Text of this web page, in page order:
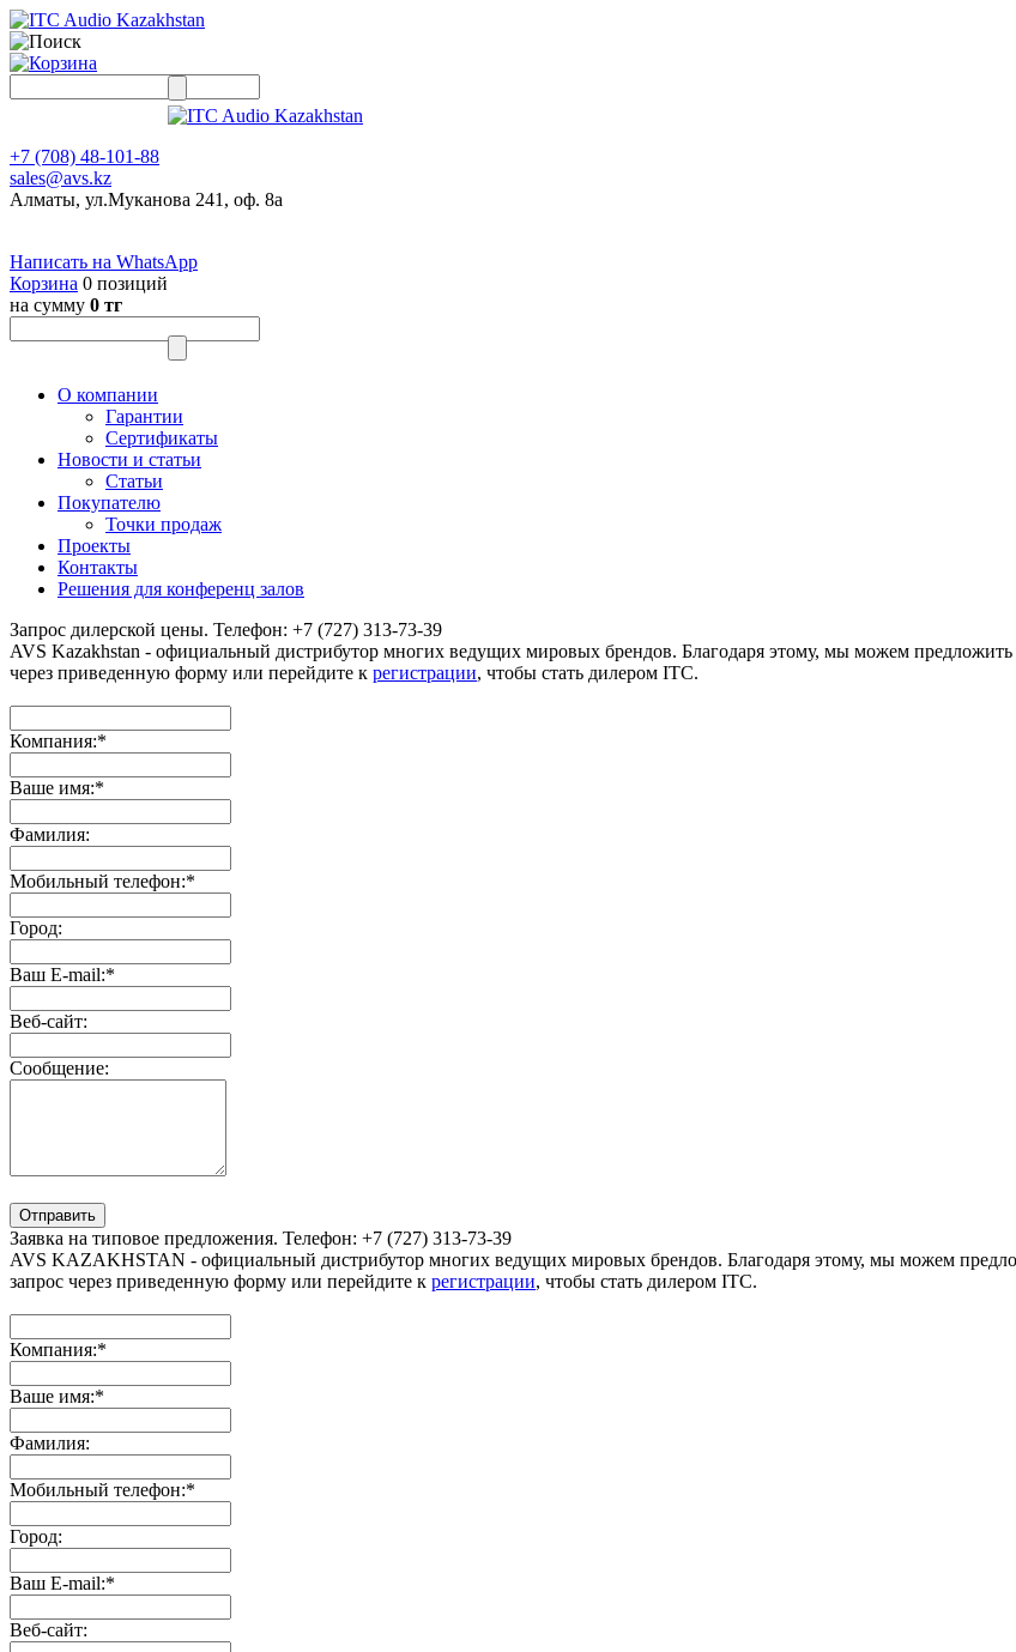
+7 (708) 48-101-88
sales@avs.kz
Алматы, ул.Муканова 241, оф. 8а
Написать на WhatsApp
Корзина 0 позиций
на сумму 0 тг
О компании
Гарантии
Сертификаты
Новости и статьи
Статьи
Покупателю
Точки продаж
Проекты
Контакты
Решения для конференц залов
Запрос дилерской цены. Телефон: +7 (727) 313-73-39
AVS Kazakhstan - официальный дистрибутор многих ведущих мировых брендов. Благодаря этому, мы можем
через приведенную форму или перейдите к регистрации, чтобы стать дилером ITC.
Компания:*
Ваше имя:*
Фамилия:
Мобильный телефон:*
Город:
Ваш E-mail:*
Веб-сайт:
Сообщение:
Отправить
Заявка на типовое предложения. Телефон: +7 (727) 313-73-39
AVS KAZAKHSTAN - официальный дистрибутор многих ведущих мировых брендов. Благодаря этому, мы можем
запрос через приведенную форму или перейдите к регистрации, чтобы стать дилером ITC.
Компания:*
Ваше имя:*
Фамилия:
Мобильный телефон:*
Город:
Ваш E-mail:*
Веб-сайт: